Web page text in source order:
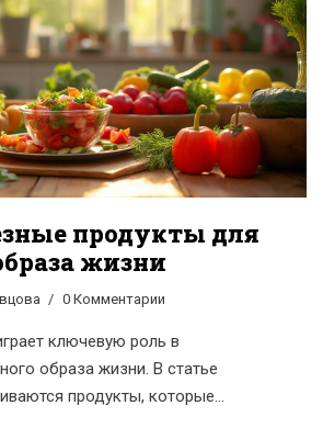
организм в тонусе и
жизнь. Особое внимание
вкусов и текстур, чтобы еда не
но и приносила удовольствие.
продукты для
жизни
0 Комментарии
ключевую роль в
образа жизни. В статье
продукты, которые